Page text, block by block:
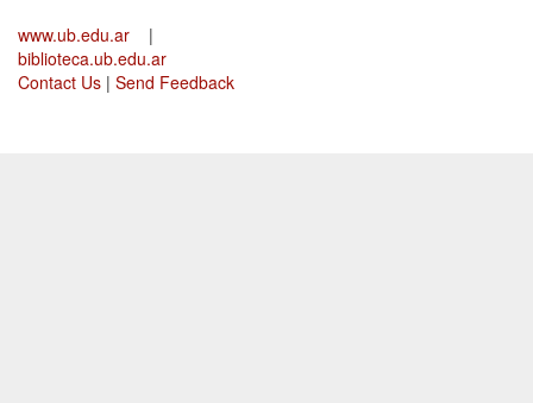
www.ub.edu.ar
|
biblioteca.ub.edu.ar
Contact Us | Send Feedback